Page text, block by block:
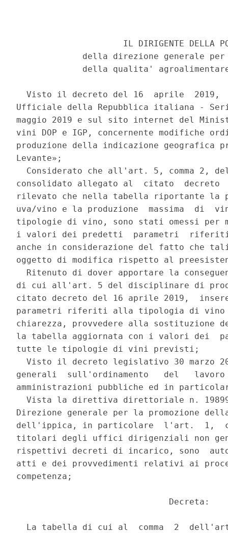
IL DIRIGENTE DELLA
della direzione generale
della qualita'
Visto il decreto del 16  aprile  2019,
Ufficiale della Repubblica italiana -
maggio 2019 e sul sito internet del
vini DOP e IGP, concernente modifiche
produzione della indicazione
Levante»;
Considerato che all'art. 5, comma 2,
consolidato allegato al  citato
rilevato che nella tabella riportante la
uva/vino e la produzione  massima  di
tipologie di vino, sono stati omessi per
i valori dei predetti  parametri
anche in considerazione del fatto che
oggetto di modifica rispetto al
Ritenuto di dover apportare la
di cui all'art. 5 del disciplinare di
citato decreto del 16 aprile 2019,
parametri riferiti alla tipologia di vino
chiarezza, provvedere alla sostituzione
la tabella aggiornata con i valori dei
tutte le tipologie di vini previsti;
Visto il decreto legislativo 30 marzo
generali  sull'ordinamento   del
amministrazioni pubbliche ed in
Vista la direttiva direttoriale n.
Direzione generale per la promozione
dell'ippica, in particolare  l'art.  1,
titolari degli uffici dirigenziali non
rispettivi decreti di incarico, sono
atti e dei provvedimenti relativi ai
competenza;
                              Decreta:
La tabella di cui al  comma  2